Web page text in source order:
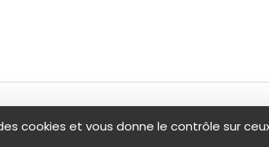
cookies et vous donne le contrôle sur